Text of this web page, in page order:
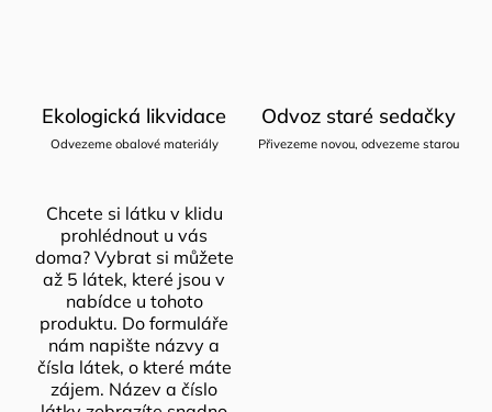
Ekologická likvidace
Odvezeme obalové materiály
Odvoz staré sedačky
Přivezeme novou, odvezeme starou
Chcete si látku v klidu
prohlédnout u vás
doma? Vybrat si můžete
až 5 látek, které jsou v
nabídce u tohoto
produktu. Do formuláře
nám napište názvy a
čísla látek, o které máte
zájem. Název a číslo